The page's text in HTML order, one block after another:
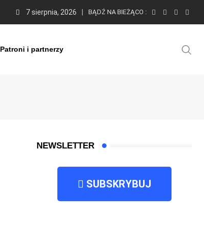
7 sierpnia, 2026 BĄDŹ NA BIEŻĄCO :
Patroni i partnerzy
NEWSLETTER
SUBSKRYBUJ